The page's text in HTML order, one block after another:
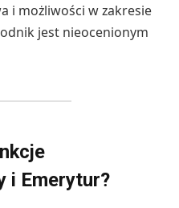
i możliwości w zakresie
jest nieocenionym
i Emerytur?